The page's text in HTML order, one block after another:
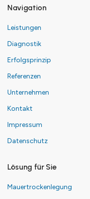
Navigation
Leistungen
Diagnostik
Erfolgsprinzip
Referenzen
Unternehmen
Kontakt
Impressum
Datenschutz
Lösung für Sie
Mauertrockenlegung